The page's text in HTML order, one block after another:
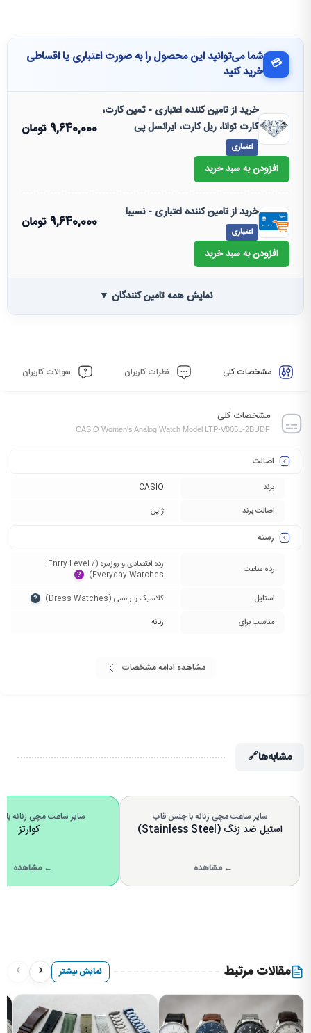
💳 شما می‌توانید این محصول را به صورت اعتباری یا اقساطی
خرید کنید
خرید از تامین کننده اعتباری - ثمین کارت،
کارت توانا، ریل کارت، ایرانسل پی
اعتباری
9,640,000 تومان
افزودن به سبد خرید
خرید از تامین کننده اعتباری - نسیبا
اعتباری
9,640,000 تومان
افزودن به سبد خرید
نمایش همه تامین کنندگان ▼
مشخصات کلی نظرات کاربران سوالات کاربران
مشخصات کلی
CASIO Women's Analog Watch Model LTP-V005L-2BUDF
اصالت
برند
CASIO
اصالت برند
ژاپن
رسته
رده ساعت
رده اقتصادی و روزمره (Entry-Level /
Everyday Watches)‏
?
استایل کلاسیک و رسمی (Dress Watches)‏ ?
مناسب برای زنانه
مشاهده ادامه مشخصات
مشابه‌ها🔗
سایر ساعت مچی زنانه با جنس قاب
استیل ضد زنگ (Stainless Steel)
← مشاهده
سایر ساعت مچی زنانه با
کوارتز
← مشاهده
مقالات مرتبط نمایش بیشتر ‹
›